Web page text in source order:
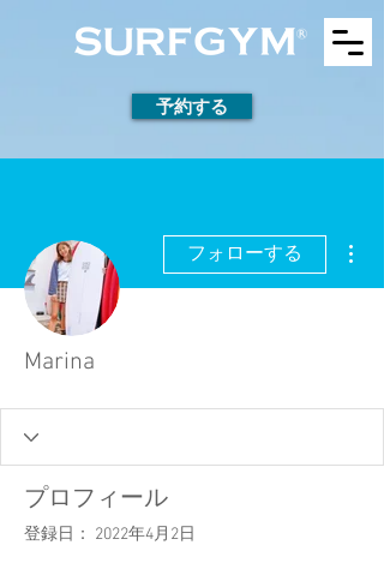
予約する
フォローする
Marina
プロフィール
登録日： 2022年4月2日